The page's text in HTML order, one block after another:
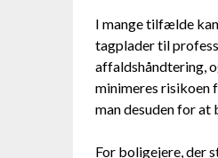
I mange tilfælde
tagplader til
affaldshåndtering,
minimeres risikoen
man desuden for
For boligejere, der